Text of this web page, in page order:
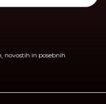
novostih in posebnih